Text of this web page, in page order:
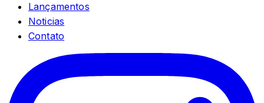
Lançamentos
Noticias
Contato